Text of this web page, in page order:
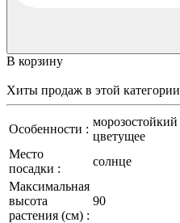
В корзину
Хиты продаж в этой категории
Особенности :
морозостойкий
цветущее
Место
посадки :
солнце
Максимальная
высота
растения (см) :
90